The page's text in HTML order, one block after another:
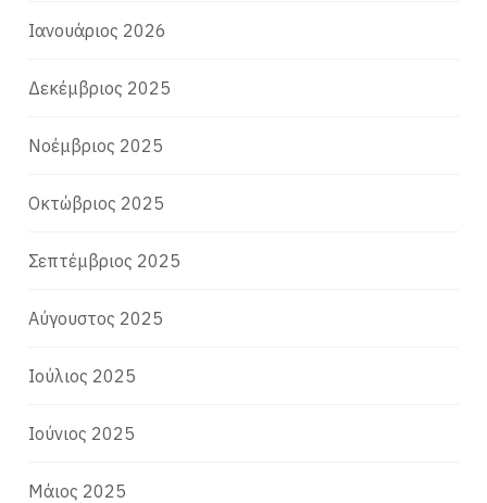
Ιανουάριος 2026
Δεκέμβριος 2025
Νοέμβριος 2025
Οκτώβριος 2025
Σεπτέμβριος 2025
Αύγουστος 2025
Ιούλιος 2025
Ιούνιος 2025
Μάιος 2025